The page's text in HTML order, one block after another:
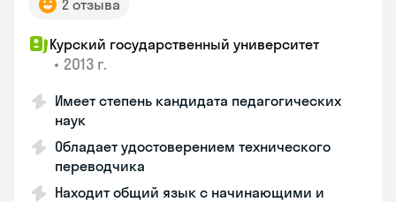
2 отзыва
Курский государственный университет
• 2013 г.
Имеет степень кандидата педагогических
наук
Обладает удостоверением технического
переводчика
Находит общий язык с начинающими и